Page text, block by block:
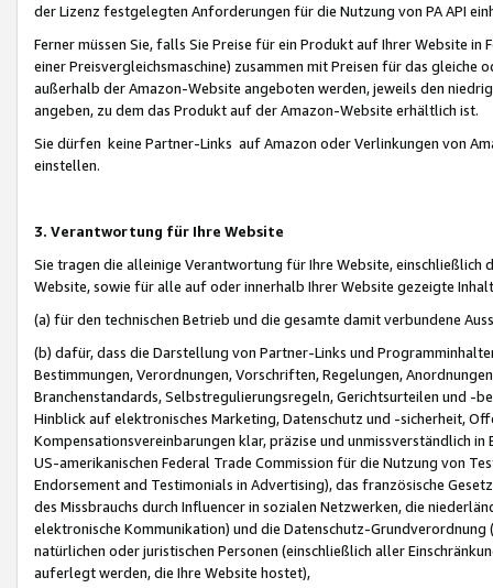
der Lizenz festgelegten Anforderungen für die Nutzung von PA API
Ferner müssen Sie, falls Sie Preise für ein Produkt auf Ihrer Website
einer Preisvergleichsmaschine) zusammen mit Preisen für das
außerhalb der Amazon-Website angeboten werden, jeweils den
angeben, zu dem das Produkt auf der Amazon-Website erhältlich ist.
Sie dürfen keine Partner-Links auf Amazon oder Verlinkungen von
einstellen.
3. Verantwortung für Ihre Website
Sie tragen die alleinige Verantwortung für Ihre Website,
Website, sowie für alle auf oder innerhalb Ihrer Website gezeigte
(a) für den technischen Betrieb und die gesamte damit verbundene
(b) dafür, dass die Darstellung von Partner-Links und
Bestimmungen, Verordnungen, Vorschriften, Regelungen,
Branchenstandards, Selbstregulierungsregeln, Gerichtsurteilen und -
Hinblick auf elektronisches Marketing, Datenschutz und -sicherheit,
Kompensationsvereinbarungen klar, präzise und unmissverständlich
US-amerikanischen Federal Trade Commission für die Nutzung von
Endorsement and Testimonials in Advertising), das französische
des Missbrauchs durch Influencer in sozialen Netzwerken, die
elektronische Kommunikation) und die Datenschutz-
natürlichen oder juristischen Personen (einschließlich aller
auferlegt werden, die Ihre Website hostet),